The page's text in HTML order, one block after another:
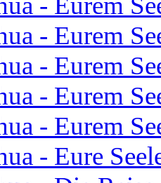
- Eurem
- Eurem
- Eurem
- Eurem
- Eure